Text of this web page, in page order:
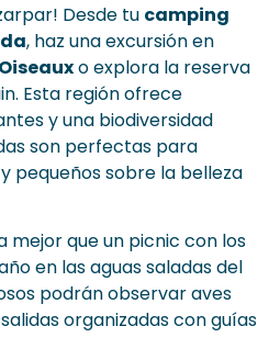
Desde tu camping
, haz una excursión en
o explora la reserva
Esta región ofrece
y una biodiversidad
son perfectas para
pequeños sobre la belleza
mejor que un picnic con los
en las aguas saladas del
podrán observar aves
organizadas con guías